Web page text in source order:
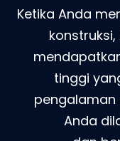
Ketika Anda
tinggi
pengalaman
Anda